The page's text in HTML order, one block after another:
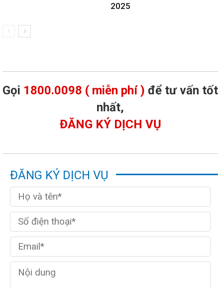
2025
Gọi 1800.0098 ( miễn phí ) để tư vấn tốt
nhất,
ĐĂNG KÝ DỊCH VỤ
ĐĂNG KÝ DỊCH VỤ